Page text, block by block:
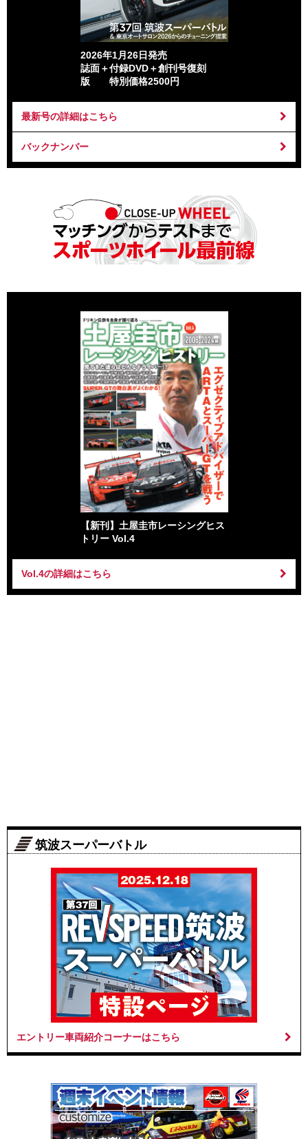
2026年1月26日発売
誌面＋付録DVD＋創刊号復刻
版 特別価格2500円
最新号の詳細はこちら
バックナンバー
【新刊】土屋圭市レーシングヒス
トリー Vol.4
Vol.4の詳細はこちら
筑波スーパーバトル
エントリー車両紹介コーナーはこちら